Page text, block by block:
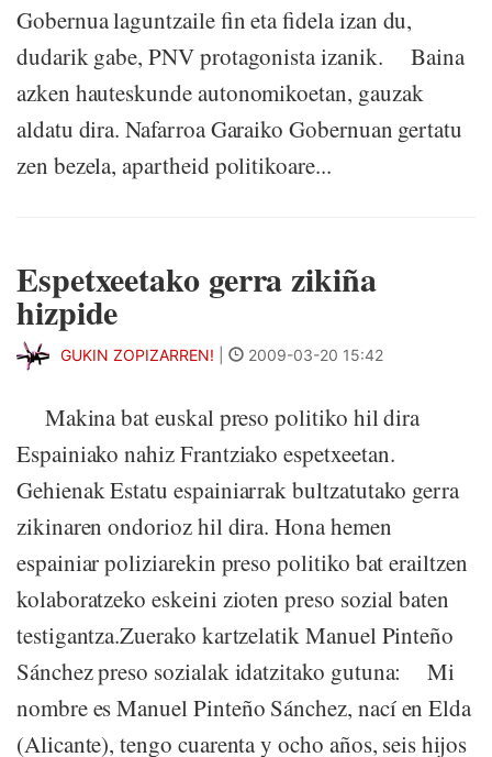
Gobernua laguntzaile fin eta fidela izan du,
dudarik gabe, PNV protagonista izanik. Baina
azken hauteskunde autonomikoetan, gauzak
aldatu dira. Nafarroa Garaiko Gobernuan gertatu
zen bezela, apartheid politikoare...
Espetxeetako gerra zikiña
hizpide
GUKIN ZOPIZARREN! 2009-03-20 15:42
Makina bat euskal preso politiko hil dira
Espainiako nahiz Frantziako espetxeetan.
Gehienak Estatu espainiarrak bultzatutako gerra
zikinaren ondorioz hil dira. Hona hemen
espainiar poliziarekin preso politiko bat erailtzen
kolaboratzeko eskeini zioten preso sozial baten
testigantza.Zuerako kartzelatik Manuel Pinteño
Sánchez preso sozialak idatzitako gutuna: Mi
nombre es Manuel Pinteño Sánchez, nací en Elda
(Alicante), tengo cuarenta y ocho años, seis hijos